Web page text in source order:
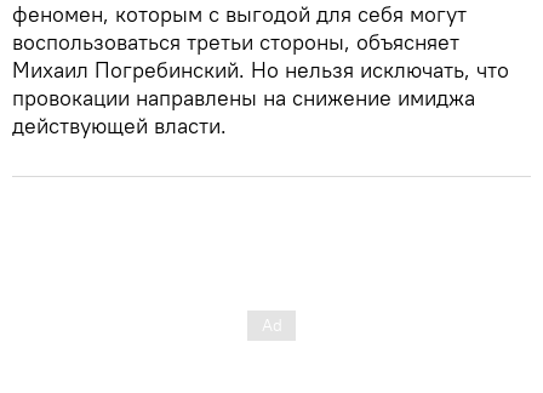
феномен, которым с выгодой для себя могут
воспользоваться третьи стороны, объясняет
Михаил Погребинский. Но нельзя исключать, что
провокации направлены на снижение имиджа
действующей власти.